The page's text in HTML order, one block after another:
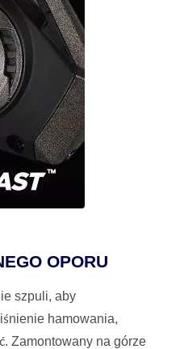
OPORU
szpuli, aby
hamowania,
Zamontowany na górze